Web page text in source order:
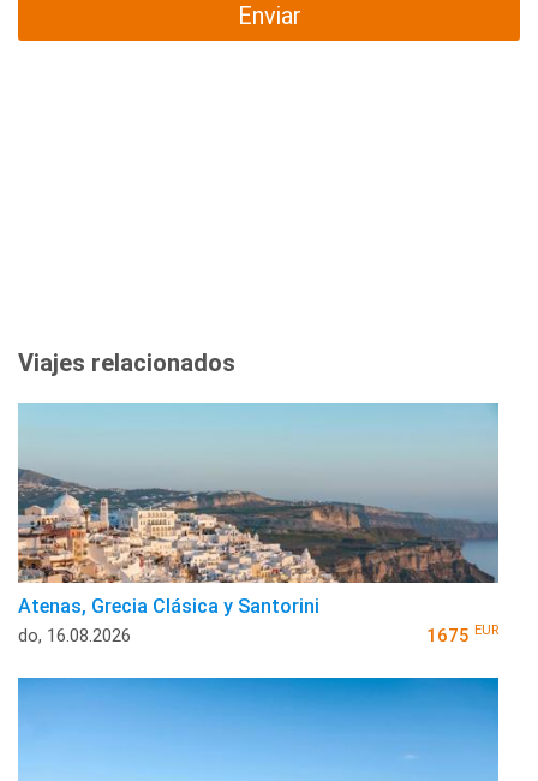
Enviar
Viajes relacionados
Atenas, Grecia Clásica y Santorini
do, 16.08.2026 1675 EUR